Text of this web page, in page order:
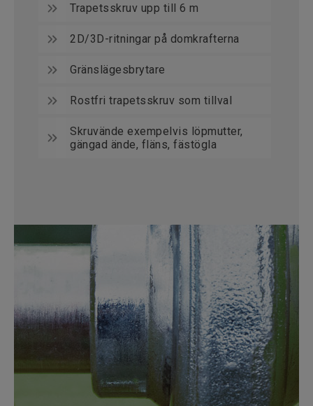
Trapetsskruv upp till 6 m
2D/3D-ritningar på domkrafterna
Gränslägesbrytare
Rostfri trapetsskruv som tillval
Skruvände exempelvis löpmutter,
gängad ände, fläns, fästögla